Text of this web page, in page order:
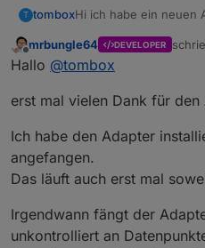
"ich" (rechts unten)
"Dienste"
"Dienste von
T tomboxHi ich habe ein neuen Adapter für
Der Adapter loggt sich
Geräte mit IP zu finden
manuell die IP gesetzt
Dann versucht er sich
Password auf die
tapo.0.id
Password
bekommt man exit
Für die aktuelle Version
Offline
mrbungle64 DEVELOPER
Hallo @tombox
erst mal vielen Dank für den
Ich habe den Adapter
angefangen.
Das läuft auch erst mal
Irgendwann fängt der
unkontrolliert an